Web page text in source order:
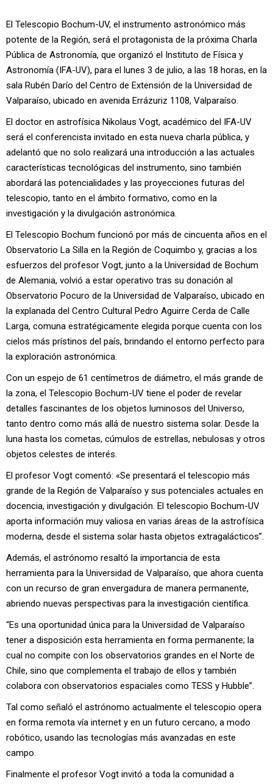
El Telescopio Bochum-UV, el instrumento astronómico más
potente de la Región, será el protagonista de la próxima Charla
Pública de Astronomía, que organizó el Instituto de Física y
Astronomía (IFA-UV), para el lunes 3 de julio, a las 18 horas, en la
sala Rubén Darío del Centro de Extensión de la Universidad de
Valparaíso, ubicado en avenida Errázuriz 1108, Valparaíso.
El doctor en astrofísica Nikolaus Vogt, académico del IFA-UV
será el conferencista invitado en esta nueva charla pública, y
adelantó que no solo realizará una introducción a las actuales
características tecnológicas del instrumento, sino también
abordará las potencialidades y las proyecciones futuras del
telescopio, tanto en el ámbito formativo, como en la
investigación y la divulgación astronómica.
El Telescopio Bochum funcionó por más de cincuenta años en el
Observatorio La Silla en la Región de Coquimbo y, gracias a los
esfuerzos del profesor Vogt, junto a la Universidad de Bochum
de Alemania, volvió a estar operativo tras su donación al
Observatorio Pocuro de la Universidad de Valparaíso, ubicado en
la explanada del Centro Cultural Pedro Aguirre Cerda de Calle
Larga, comuna estratégicamente elegida porque cuenta con los
cielos más prístinos del país, brindando el entorno perfecto para
la exploración astronómica.
Con un espejo de 61 centímetros de diámetro, el más grande de
la zona, el Telescopio Bochum-UV tiene el poder de revelar
detalles fascinantes de los objetos luminosos del Universo,
tanto dentro como más allá de nuestro sistema solar. Desde la
luna hasta los cometas, cúmulos de estrellas, nebulosas y otros
objetos celestes de interés.
El profesor Vogt comentó: «Se presentará el telescopio más
grande de la Región de Valparaíso y sus potenciales actuales en
docencia, investigación y divulgación. El telescopio Bochum-UV
aporta información muy valiosa en varias áreas de la astrofísica
moderna, desde el sistema solar hasta objetos extragalácticos”.
Además, el astrónomo resaltó la importancia de esta
herramienta para la Universidad de Valparaíso, que ahora cuenta
con un recurso de gran envergadura de manera permanente,
abriendo nuevas perspectivas para la investigación científica.
“Es una oportunidad única para la Universidad de Valparaíso
tener a disposición esta herramienta en forma permanente; la
cual no compite con los observatorios grandes en el Norte de
Chile, sino que complementa el trabajo de ellos y también
colabora con observatorios espaciales como TESS y Hubble”.
Tal como señaló el astrónomo actualmente el telescopio opera
en forma remota vía internet y en un futuro cercano, a modo
robótico, usando las tecnologías más avanzadas en este
campo.
Finalmente el profesor Vogt invitó a toda la comunidad a